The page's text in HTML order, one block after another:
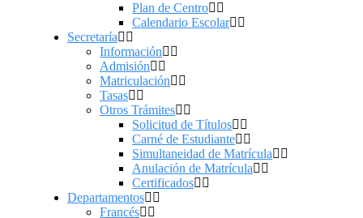
Plan de Centro
Calendario Escolar
Secretaría
Información
Admisión
Matriculación
Tasas
Otros Trámites
Solicitud de Títulos
Carné de Estudiante
Simultaneidad de Matrícula
Anulación de Matrícula
Certificados
Departamentos
Francés